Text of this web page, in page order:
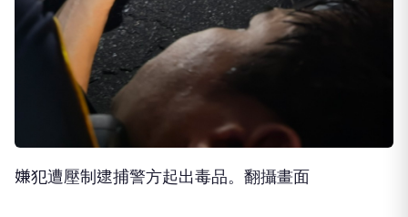
嫌犯遭壓制逮捕警方起出毒品。翻攝畫面